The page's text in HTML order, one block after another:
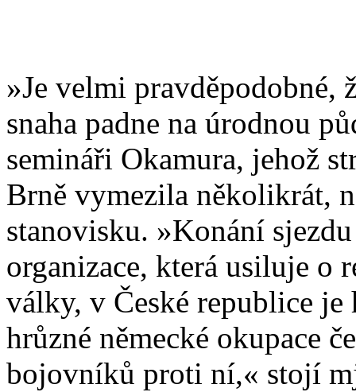
»Je velmi pravděpodobné,
snaha padne na úrodnou
semináři Okamura, jehož
Brně vymezila několikrát,
stanovisku. »Konání
organizace, která usiluje o
války, v České republice
hrůzné německé okupace
bojovníků proti ní,« stojí